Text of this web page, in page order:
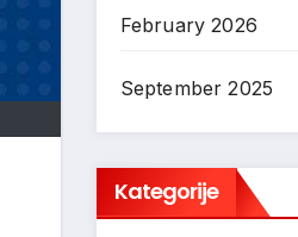
February 2026
September 2025
Kategorije